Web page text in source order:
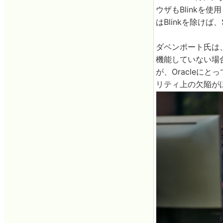
ウザもBlinkを使
はBlinkを除けば
ダベンポート氏
機能していない場
が、Oracleにと
リティ上の欠陥